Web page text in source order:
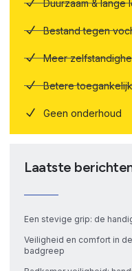
Duurzaam & lange
Bestand tegen
Meer
Betere
Geen onderhoud
Laatste
Een stevige grip: de
Veiligheid en comfort in
badgreep